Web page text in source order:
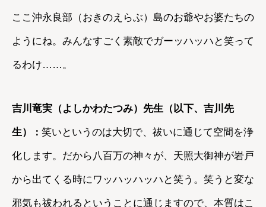
ここ沖永良部（おきのえらぶ）島のお爺やお婆たちの
ようにね。みんなすごく素敵でガーッハッハと笑って
るわけ……。
吉川竜実（よしかわたつみ）先生（以下、吉川先
生） ： 笑いというのは大切で、祓いに通じて空間を浄
化します。だから八百万の神々が、天照大御神が岩戸
から出てくる時にワッハッハッハと笑う。笑うと変な
邪気も祓われるということに通じますので、本質はこ